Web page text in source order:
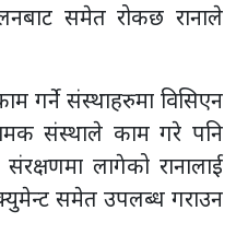
समेत रोकछ रानाले
गर्ने संस्थाहरुमा विसिएन
संस्थाले काम गरे पनि
लागेको रानालाई
समेत उपलब्ध गराउन